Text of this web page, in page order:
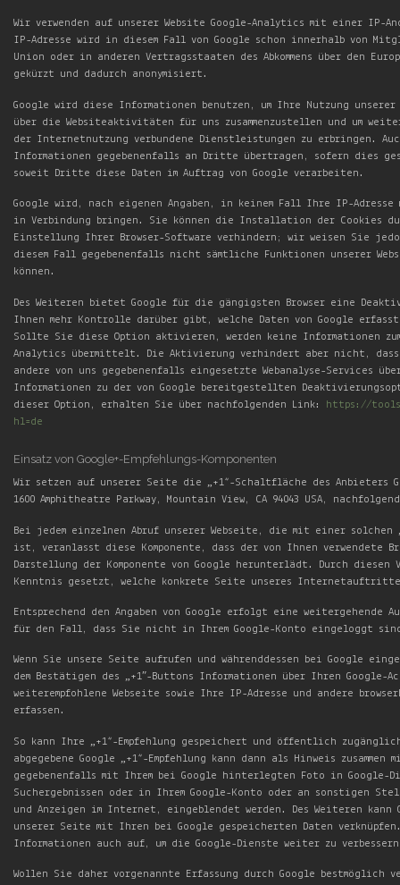
Wir verwenden auf unserer Website Google-Analytics mit einer IP-
IP-Adresse wird in diesem Fall von Google schon innerhalb von
Union oder in anderen Vertragsstaaten des Abkommens über den
gekürzt und dadurch anonymisiert.
Google wird diese Informationen benutzen, um Ihre Nutzung unserer
über die Websiteaktivitäten für uns zusammenzustellen und um
der Internetnutzung verbundene Dienstleistungen zu erbringen.
Informationen gegebenenfalls an Dritte übertragen, sofern dies
soweit Dritte diese Daten im Auftrag von Google verarbeiten.
Google wird, nach eigenen Angaben, in keinem Fall Ihre IP-Adresse
in Verbindung bringen. Sie können die Installation der Cookies
Einstellung Ihrer Browser-Software verhindern; wir weisen Sie
diesem Fall gegebenenfalls nicht sämtliche Funktionen unserer
können.
Des Weiteren bietet Google für die gängigsten Browser eine
Ihnen mehr Kontrolle darüber gibt, welche Daten von Google
Sollte Sie diese Option aktivieren, werden keine Informationen zum
Analytics übermittelt. Die Aktivierung verhindert aber nicht, dass
andere von uns gegebenenfalls eingesetzte Webanalyse-Services
Informationen zu der von Google bereitgestellten
dieser Option, erhalten Sie über nachfolgenden Link: https://
hl=de
Einsatz von Google+-Empfehlungs-Komponenten
Wir setzen auf unserer Seite die „+1“-Schaltfläche des Anbieters
1600 Amphitheatre Parkway, Mountain View, CA 94043 USA,
Bei jedem einzelnen Abruf unserer Webseite, die mit einer solchen
ist, veranlasst diese Komponente, dass der von Ihnen verwendete
Darstellung der Komponente von Google herunterlädt. Durch diesen
Kenntnis gesetzt, welche konkrete Seite unseres
Entsprechend den Angaben von Google erfolgt eine weitergehende
für den Fall, dass Sie nicht in Ihrem Google-Konto eingeloggt
Wenn Sie unsere Seite aufrufen und währenddessen bei Google
dem Bestätigen des „+1″-Buttons Informationen über Ihren Google-
weiterempfohlene Webseite sowie Ihre IP-Adresse und andere
erfassen.
So kann Ihre „+1“-Empfehlung gespeichert und öffentlich
abgegebene Google „+1“-Empfehlung kann dann als Hinweis zusammen
gegebenenfalls mit Ihrem bei Google hinterlegten Foto in Google-
Suchergebnissen oder in Ihrem Google-Konto oder an sonstigen
und Anzeigen im Internet, eingeblendet werden. Des Weiteren kann
unserer Seite mit Ihren bei Google gespeicherten Daten
Informationen auch auf, um die Google-Dienste weiter zu
Wollen Sie daher vorgenannte Erfassung durch Google bestmöglich